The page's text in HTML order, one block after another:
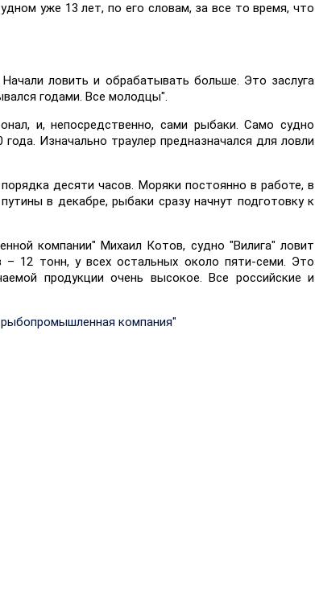
уже 13 лет, по его словам, за все то время, что
ловить и обрабатывать больше. Это заслуга
годами. Все молодцы".
и, непосредственно, сами рыбаки. Само судно
Изначально траулер предназначался для ловли
десяти часов. Моряки постоянно в работе, в
в декабре, рыбаки сразу начнут подготовку к
компании" Михаил Котов, судно "Вилига" ловит
12 тонн, у всех остальных около пяти-семи. Это
продукции очень высокое. Все российские и